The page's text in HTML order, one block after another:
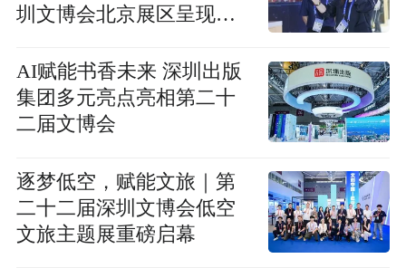
圳文博会北京展区呈现有
AI赋能书香未来 深圳出版
集团多元亮点亮相第二十
二届文博会
逐梦低空，赋能文旅｜第
二十二届深圳文博会低空
文旅主题展重磅启幕